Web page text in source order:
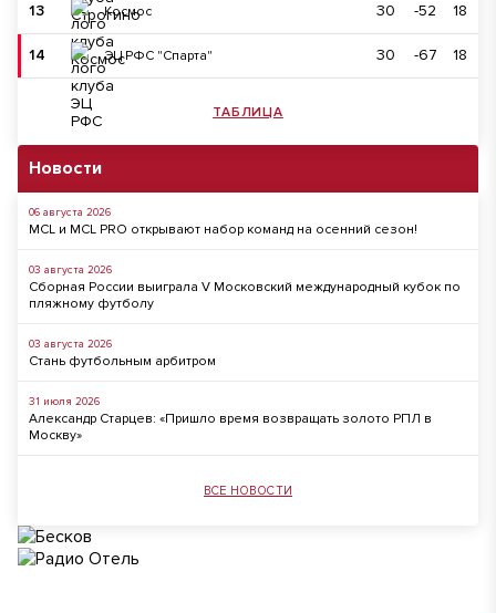
13 Космос 30 -52 18
14 ЭЦ РФС "Спарта" 30 -67 18
ТАБЛИЦА
Новости
06 августа 2026
MCL и MCL PRO открывают набор команд на осенний сезон!
03 августа 2026
Сборная России выиграла V Московский международный кубок по
пляжному футболу
03 августа 2026
Стань футбольным арбитром
31 июля 2026
Александр Старцев: «Пришло время возвращать золото РПЛ в
Москву»
ВСЕ НОВОСТИ